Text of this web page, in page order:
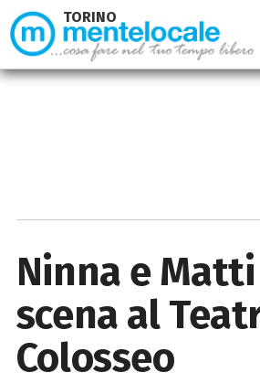
Ninna e
scena al
Colosseo
TORINO